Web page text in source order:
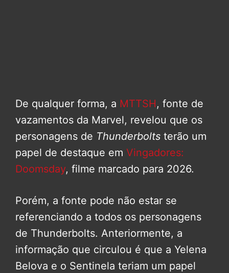
De qualquer forma, a MTTSH, fonte de
vazamentos da Marvel, revelou que os
personagens de Thunderbolts terão um
papel de destaque em Vingadores:
Doomsday, filme marcado para 2026.
Porém, a fonte pode não estar se
referenciando a todos os personagens
de Thunderbolts. Anteriormente, a
informação que circulou é que a Yelena
Belova e o Sentinela teriam um papel